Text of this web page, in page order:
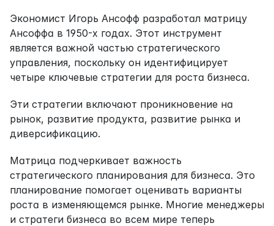
Экономист Игорь Ансофф разработал матрицу
Ансоффа в 1950-х годах. Этот инструмент
является важной частью стратегического
управления, поскольку он идентифицирует
четыре ключевые стратегии для роста бизнеса.
Эти стратегии включают проникновение на
рынок, развитие продукта, развитие рынка и
диверсификацию.
Матрица подчеркивает важность
стратегического планирования для бизнеса. Это
планирование помогает оценивать варианты
роста в изменяющемся рынке. Многие менеджеры
и стратеги бизнеса во всем мире теперь